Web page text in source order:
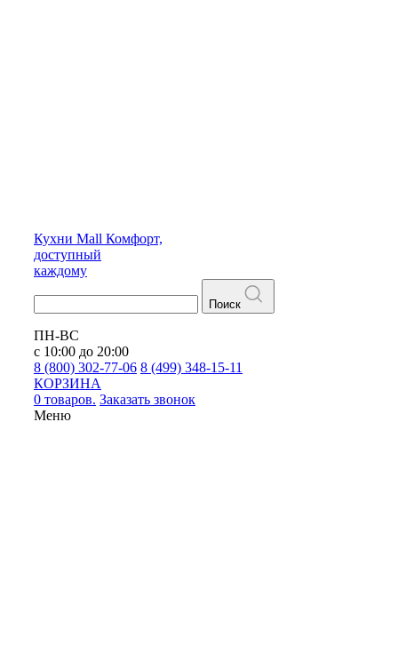
Кухни Mall Комфорт,
доступный
каждому
Поиск
ПН-ВС
с 10:00 до 20:00
8 (800) 302-77-06 8 (499) 348-15-11
КОРЗИНА
0 товаров. Заказать звонок
Меню